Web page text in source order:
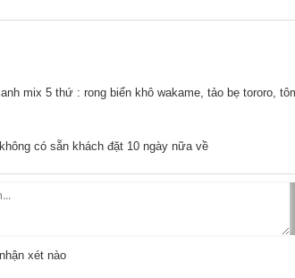
mix 5 thứ : rong biển khô wakame, tảo bẹ tororo,
có sẵn khách đặt 10 ngày nữa về
xét nào